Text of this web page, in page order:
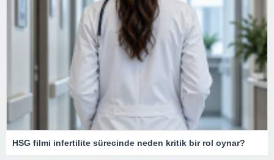
HSG filmi infertilite sürecinde neden kritik bir rol oynar?